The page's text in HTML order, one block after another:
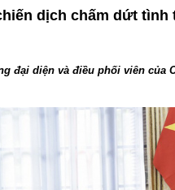
dịch chấm dứt
đại diện và điều phối viên của